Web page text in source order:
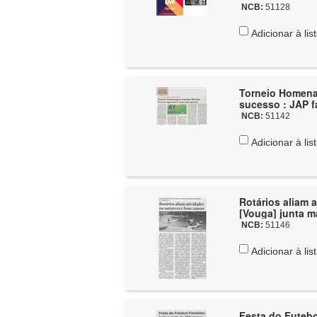
NCB:51128
Adicionar à
Torneio
sucesso : JAP
NCB:51142
Adicionar à
Rotários aliam
[Vouga] junta
NCB:51146
Adicionar à